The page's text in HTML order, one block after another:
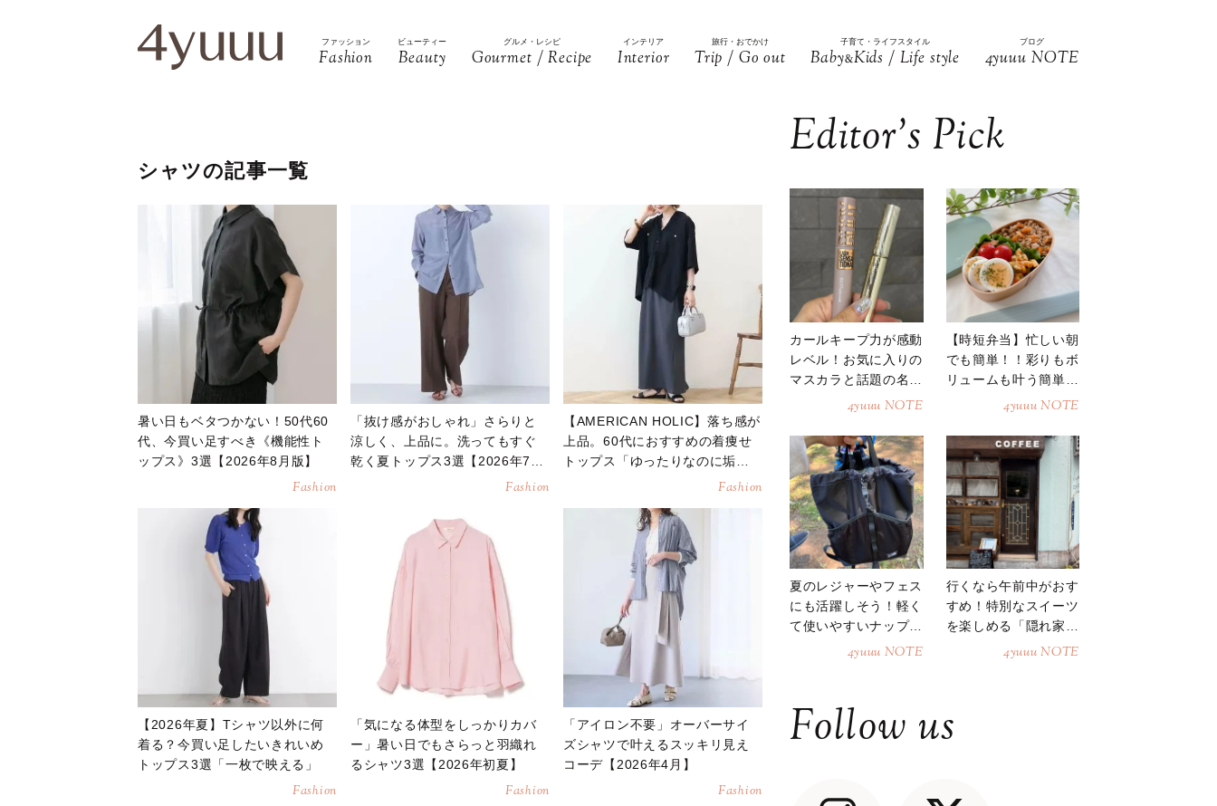
ファッション
Fashion
ビューティー
Beauty
グルメ・レシピ
Gourmet / Recipe
インテリア
Interior
旅行・おでかけ
Trip / Go out
子育て・ライフスタイル
Baby&Kids / Life style
ブログ
4yuuu NOTE
シャツの記事一覧
暑い日もベタつかない！50代60
代、今買い足すべき《機能性ト
ップス》3選【2026年8月版】
Fashion
「抜け感がおしゃれ」さらりと
涼しく、上品に。洗ってもすぐ
乾く夏トップス3選【2026年7
Fashion
【AMERICAN HOLIC】落ち感が
上品。60代におすすめの着痩せ
トップス「ゆったりなのに垢抜
Fashion
【2026年夏】Tシャツ以外に何
着る？今買い足したいきれいめ
トップス3選「一枚で映える」
Fashion
「気になる体型をしっかりカバ
ー」暑い日でもさらっと羽織れ
るシャツ3選【2026年初夏】
Fashion
「アイロン不要」オーバーサイ
ズシャツで叶えるスッキリ見え
コーデ【2026年4月】
Fashion
Editor’s Pick
カールキープ力が感動
レベル！お気に入りの
マスカラと話題の名品
4yuuu NOTE
【時短弁当】忙しい朝
でも簡単！！彩りもボ
リュームも叶う簡単そ
4yuuu NOTE
夏のレジャーやフェス
にも活躍しそう！軽く
て使いやすいナップサ
4yuuu NOTE
行くなら午前中がおす
すめ！特別なスイーツ
を楽しめる「隠れ家カ
4yuuu NOTE
Follow us